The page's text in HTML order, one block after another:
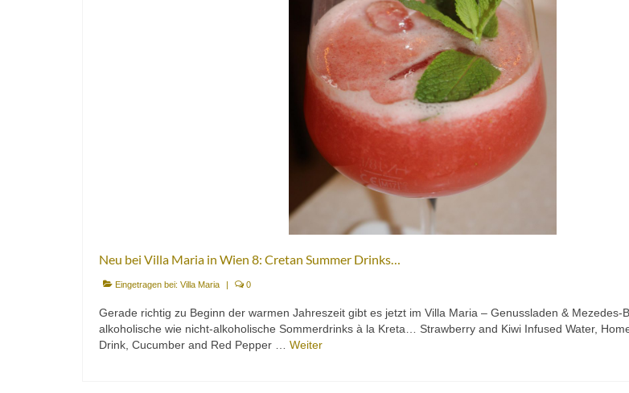
Neu bei Villa Maria in Wien 8: Cretan Summer Drinks…
Eingetragen bei: Villa Maria | 0
Gerade richtig zu Beginn der warmen Jahreszeit gibt es jetzt im Villa Maria – Genussladen & Mezedes-
alkoholische wie nicht-alkoholische Sommerdrinks à la Kreta… Strawberry and Kiwi Infused Water,
Drink, Cucumber and Red Pepper … Weiter